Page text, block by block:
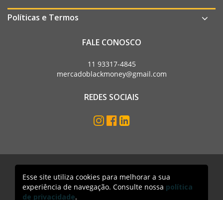
Políticas e Termos
FALE CONOSCO
11 93317-4845
mercadoblackmoney@gmail.com
REDES SOCIAIS
Mercado Black Money. Todos os direitos reservados
Acesso lojista
Esse site utiliza cookies para melhorar a sua
experiência de navegação. Consulte nossa política
de privacidade.